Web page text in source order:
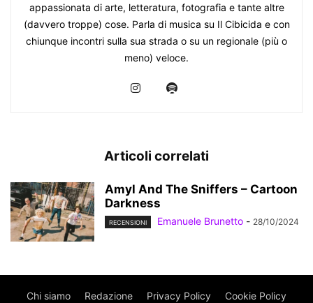
appassionata di arte, letteratura, fotografia e tante altre
(davvero troppe) cose. Parla di musica su Il Cibicida e con
chiunque incontri sulla sua strada o su un regionale (più o
meno) veloce.
Articoli correlati
Amyl And The Sniffers – Cartoon
Darkness
RECENSIONI Emanuele Brunetto - 28/10/2024
Chi siamo Redazione Privacy Policy Cookie Policy